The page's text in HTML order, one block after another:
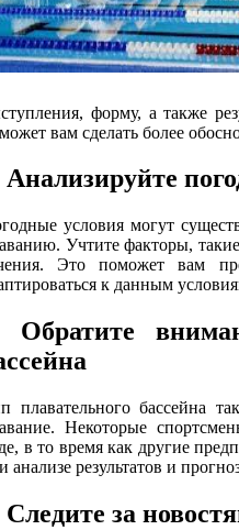
форму, а также
вам сделать более
Анализируйте
условия могут
Учтите факторы,
Это поможет вам
к данным
Обратите
плавательного бассейна
Некоторые
в то время как другие
анализе результатов и
Следите за